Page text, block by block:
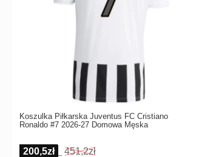
Koszulka Piłkarska Juventus FC Cristiano
Ronaldo #7 2026-27 Domowa Męska
200,5zł 451,2zł